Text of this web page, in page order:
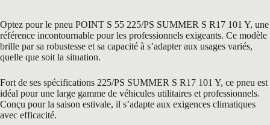
Optez pour le pneu POINT S 55 225/PS SUMMER S R17 101 Y, une
référence incontournable pour les professionnels exigeants. Ce modèle
brille par sa robustesse et sa capacité à s’adapter aux usages variés,
quelle que soit la situation.
Fort de ses spécifications 225/PS SUMMER S R17 101 Y, ce pneu est
idéal pour une large gamme de véhicules utilitaires et professionnels.
Conçu pour la saison estivale, il s’adapte aux exigences climatiques
avec efficacité.